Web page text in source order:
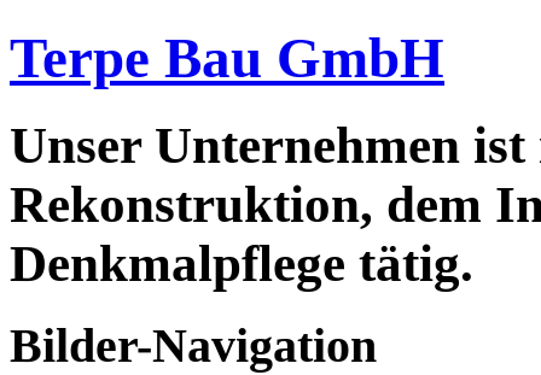
Terpe Bau GmbH
Unser Unternehmen
Rekonstruktion, dem
Denkmalpflege tätig.
Bilder-Navigation